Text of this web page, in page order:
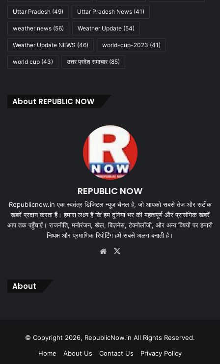
Uttar Pradesh (49) Uttar Pradesh News (41)
weather news (56) Weather Update (54)
Weather Update NEWS (46) world-cup-2023 (41)
world cup (43) उत्तर प्रदेश समाचार(85)
About REPUBLIC NOW
REPUBLIC NOW
Republicnow.in एक स्वतंत्र डिजिटल न्यूज़ चैनल है, जो आपको सबसे तेज और सटीक
खबरें प्रदान करता है। हमारा लक्ष्य है कि हम दुनिया भर की महत्वपूर्ण और प्रासंगिक खबरें
आप तक पहुँचाएँ। राजनीति, मनोरंजन, खेल, बिज़नेस, टेक्नोलॉजी, और अन्य विषयों पर हमारी
निष्पक्ष और प्रमाणिक रिपोर्टिंग हमें सबसे अलग बनाती है।
Website
About
© Copyright 2026, RepublicNow.in All Rights Reserved.
Home
About Us Contact Us Privacy Policy